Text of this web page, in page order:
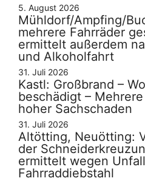
5. August 2026
Mühldorf/Ampfing/
mehrere Fahrräder
ermittelt außerdem
und Alkoholfahrt
31. Juli 2026
Kastl: Großbrand –
beschädigt –
hoher Sachschaden
31. Juli 2026
Altötting, Neuötting:
der
ermittelt wegen
Fahrraddiebstahl